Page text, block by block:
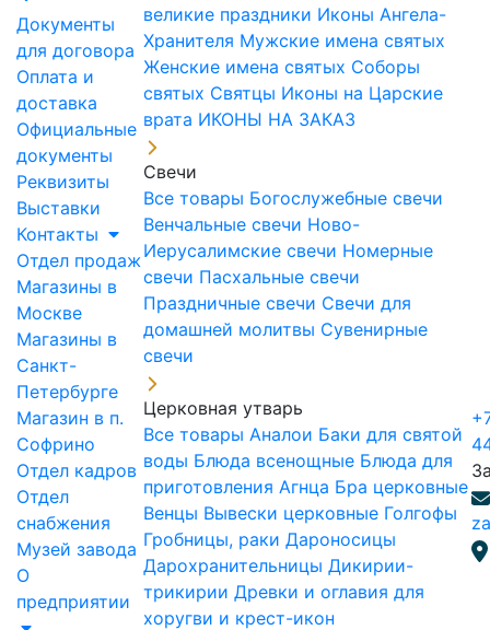
Документы
для договора
Оплата и
доставка
Официальные
документы
Реквизиты
Выставки
Контакты
Отдел продаж
Магазины в
Москве
Магазины в
Санкт-
Петербурге
Магазин в п.
Софрино
Отдел кадров
Отдел
снабжения
Музей завода
О
предприятии
великие праздники Иконы Ангела-
Хранителя Мужские имена святых
Женские имена святых Соборы
святых Святцы Иконы на Царские
врата ИКОНЫ НА ЗАКАЗ
Свечи
Все товары Богослужебные свечи
Венчальные свечи Ново-
Иерусалимские свечи Номерные
свечи Пасхальные свечи
Праздничные свечи Свечи для
домашней молитвы Сувенирные
свечи
Церковная утварь
Все товары Аналои Баки для святой
воды Блюда всенощные Блюда для
приготовления Агнца Бра церковные
Венцы Вывески церковные Голгофы
Гробницы, раки Дароносицы
Дарохранительницы Дикирии-
трикирии Древки и оглавия для
хоругви и крест-икон